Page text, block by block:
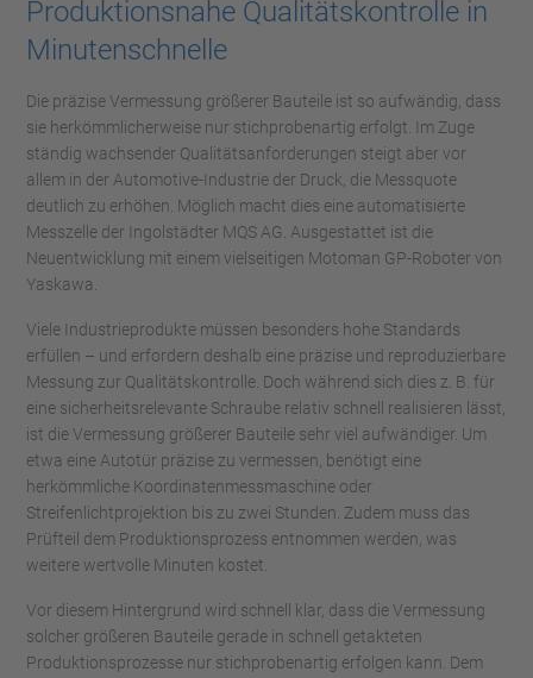
Produktionsnahe Qualitätskontrolle in
Minutenschnelle
Die präzise Vermessung größerer Bauteile ist so aufwändig, dass
sie herkömmlicherweise nur stichprobenartig erfolgt. Im Zuge
ständig wachsender Qualitätsanforderungen steigt aber vor
allem in der Automotive-Industrie der Druck, die Messquote
deutlich zu erhöhen. Möglich macht dies eine automatisierte
Messzelle der Ingolstädter MQS AG. Ausgestattet ist die
Neuentwicklung mit einem vielseitigen Motoman GP-Roboter von
Yaskawa.
Viele Industrieprodukte müssen besonders hohe Standards
erfüllen – und erfordern deshalb eine präzise und reproduzierbare
Messung zur Qualitätskontrolle. Doch während sich dies z. B. für
eine sicherheitsrelevante Schraube relativ schnell realisieren lässt,
ist die Vermessung größerer Bauteile sehr viel aufwändiger. Um
etwa eine Autotür präzise zu vermessen, benötigt eine
herkömmliche Koordinatenmessmaschine oder
Streifenlichtprojektion bis zu zwei Stunden. Zudem muss das
Prüfteil dem Produktionsprozess entnommen werden, was
weitere wertvolle Minuten kostet.
Vor diesem Hintergrund wird schnell klar, dass die Vermessung
solcher größeren Bauteile gerade in schnell getakteten
Produktionsprozesse nur stichprobenartig erfolgen kann. Dem